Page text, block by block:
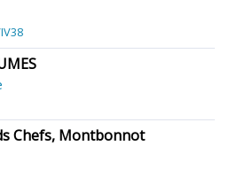
Chefs, Montbonnot